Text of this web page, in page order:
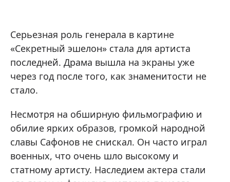
Серьезная роль генерала в картине
«Секретный эшелон» стала для артиста
последней. Драма вышла на экраны уже
через год после того, как знаменитости не
стало.
Несмотря на обширную фильмографию и
обилие ярких образов, громкой народной
славы Сафонов не снискал. Он часто играл
военных, что очень шло высокому и
статному артисту. Наследием актера стали